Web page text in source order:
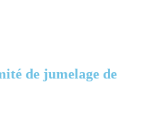
de jumelage de